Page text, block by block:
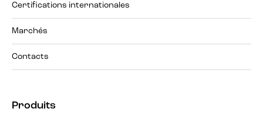
Certifications internationales
Marchés
Contacts
Produits